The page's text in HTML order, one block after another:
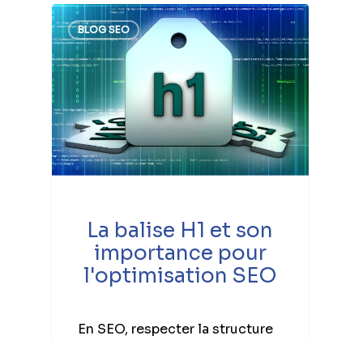
BLOG SEO
La balise H1 et son
importance pour
l'optimisation SEO
En SEO, respecter la structure